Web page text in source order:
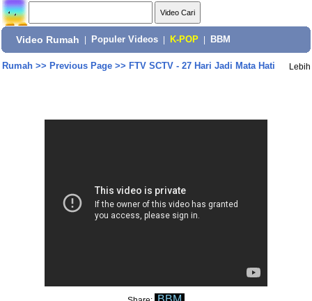
Video Rumah Populer Videos K-POP BBM
Rumah>> Previous Page>> FTV SCTV - 27 Hari Jadi Mata Hati Lebih